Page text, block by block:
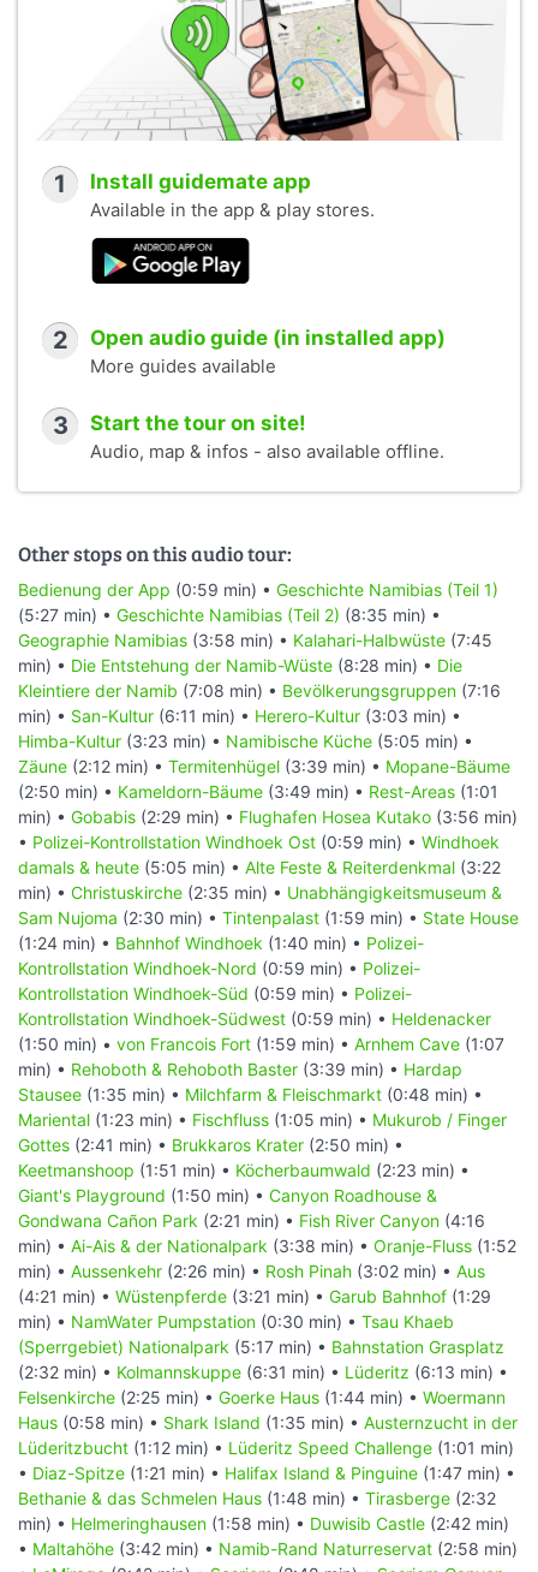
1 Install guidemate app
Available in the app & play stores.
2 Open audio guide (in installed app)
More guides available
3 Start the tour on site!
Audio, map & infos - also available offline.
Other stops on this audio tour:
Bedienung der App (0:59 min) • Geschichte Namibias (Teil 1)
(5:27 min) • Geschichte Namibias (Teil 2) (8:35 min) •
Geographie Namibias (3:58 min) • Kalahari-Halbwüste (7:45
min) • Die Entstehung der Namib-Wüste (8:28 min) • Die
Kleintiere der Namib (7:08 min) • Bevölkerungsgruppen (7:16
min) • San-Kultur (6:11 min) • Herero-Kultur (3:03 min) •
Himba-Kultur (3:23 min) • Namibische Küche (5:05 min) •
Zäune (2:12 min) • Termitenhügel (3:39 min) • Mopane-Bäume
(2:50 min) • Kameldorn-Bäume (3:49 min) • Rest-Areas (1:01
min) • Gobabis (2:29 min) • Flughafen Hosea Kutako (3:56 min)
• Polizei-Kontrollstation Windhoek Ost (0:59 min) • Windhoek
damals & heute (5:05 min) • Alte Feste & Reiterdenkmal (3:22
min) • Christuskirche (2:35 min) • Unabhängigkeitsmuseum &
Sam Nujoma (2:30 min) • Tintenpalast (1:59 min) • State House
(1:24 min) • Bahnhof Windhoek (1:40 min) • Polizei-
Kontrollstation Windhoek-Nord (0:59 min) • Polizei-
Kontrollstation Windhoek-Süd (0:59 min) • Polizei-
Kontrollstation Windhoek-Südwest (0:59 min) • Heldenacker
(1:50 min) • von Francois Fort (1:59 min) • Arnhem Cave (1:07
min) • Rehoboth & Rehoboth Baster (3:39 min) • Hardap
Stausee (1:35 min) • Milchfarm & Fleischmarkt (0:48 min) •
Mariental (1:23 min) • Fischfluss (1:05 min) • Mukurob / Finger
Gottes (2:41 min) • Brukkaros Krater (2:50 min) •
Keetmanshoop (1:51 min) • Köcherbaumwald (2:23 min) •
Giant's Playground (1:50 min) • Canyon Roadhouse &
Gondwana Cañon Park (2:21 min) • Fish River Canyon (4:16
min) • Ai-Ais & der Nationalpark (3:38 min) • Oranje-Fluss (1:52
min) • Aussenkehr (2:26 min) • Rosh Pinah (3:02 min) • Aus
(4:21 min) • Wüstenpferde (3:21 min) • Garub Bahnhof (1:29
min) • NamWater Pumpstation (0:30 min) • Tsau Khaeb
(Sperrgebiet) Nationalpark (5:17 min) • Bahnstation Grasplatz
(2:32 min) • Kolmannskuppe (6:31 min) • Lüderitz (6:13 min) •
Felsenkirche (2:25 min) • Goerke Haus (1:44 min) • Woermann
Haus (0:58 min) • Shark Island (1:35 min) • Austernzucht in der
Lüderitzbucht (1:12 min) • Lüderitz Speed Challenge (1:01 min)
• Diaz-Spitze (1:21 min) • Halifax Island & Pinguine (1:47 min) •
Bethanie & das Schmelen Haus (1:48 min) • Tirasberge (2:32
min) • Helmeringhausen (1:58 min) • Duwisib Castle (2:42 min)
• Maltahöhe (3:42 min) • Namib-Rand Naturreservat (2:58 min)